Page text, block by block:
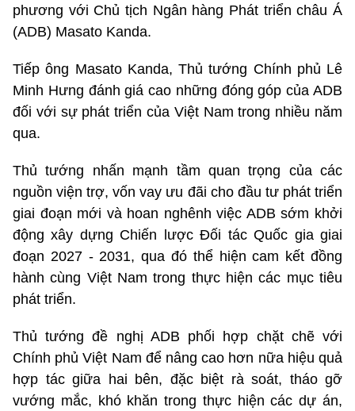
phương với Chủ tịch Ngân hàng Phát triển châu Á
(ADB) Masato Kanda.
Tiếp ông Masato Kanda, Thủ tướng Chính phủ Lê
Minh Hưng đánh giá cao những đóng góp của ADB
đối với sự phát triển của Việt Nam trong nhiều năm
qua.
Thủ tướng nhấn mạnh tầm quan trọng của các
nguồn viện trợ, vốn vay ưu đãi cho đầu tư phát triển
giai đoạn mới và hoan nghênh việc ADB sớm khởi
động xây dựng Chiến lược Đối tác Quốc gia giai
đoạn 2027 - 2031, qua đó thể hiện cam kết đồng
hành cùng Việt Nam trong thực hiện các mục tiêu
phát triển.
Thủ tướng đề nghị ADB phối hợp chặt chẽ với
Chính phủ Việt Nam để nâng cao hơn nữa hiệu quả
hợp tác giữa hai bên, đặc biệt rà soát, tháo gỡ
vướng mắc, khó khăn trong thực hiện các dự án,